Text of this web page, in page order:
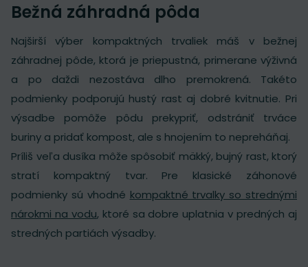
Bežná záhradná pôda
Najširší výber kompaktných trvaliek máš v bežnej
záhradnej pôde, ktorá je priepustná, primerane výživná
a po daždi nezostáva dlho premokrená. Takéto
podmienky podporujú hustý rast aj dobré kvitnutie. Pri
výsadbe pomôže pôdu prekypriť, odstrániť trváce
buriny a pridať kompost, ale s hnojením to nepreháňaj.
Príliš veľa dusíka môže spôsobiť mäkký, bujný rast, ktorý
stratí kompaktný tvar. Pre klasické záhonové
podmienky sú vhodné kompaktné trvalky so strednými
nárokmi na vodu, ktoré sa dobre uplatnia v predných aj
stredných partiách výsadby.